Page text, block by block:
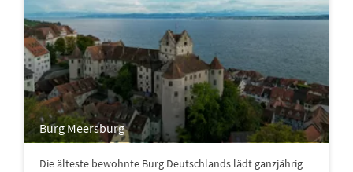
Burg Meersburg
Die älteste bewohnte Burg Deutschlands lädt ganzjährig